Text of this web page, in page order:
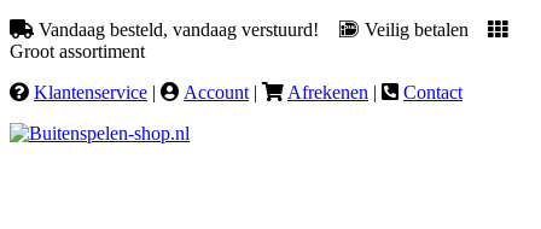
Vandaag besteld, vandaag verstuurd!
Veilig betalen
Groot assortiment
Klantenservice | Account | Afrekenen | Contact